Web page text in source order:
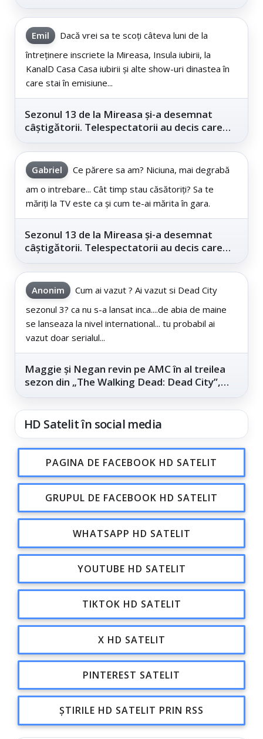
Emil
Dacă vrei sa te scoți câteva luni de la
întreținere inscriete la Mireasa, Insula iubirii, la
KanalD Casa Casa iubirii și alte show-uri dinastea în
care stai în emisiune...
Sezonul 13 de la Mireasa și-a desemnat
câștigătorii. Telespectatorii au decis care
Gabriel
Ce părere sa am? Niciuna, mai degrabă
am o intrebare... Cât timp stau căsătoriți? Sa te
măriți la TV este ca și cum te-ai mărita în gara.
Sezonul 13 de la Mireasa și-a desemnat
câștigătorii. Telespectatorii au decis care
Anonim
Cum ai vazut ? Ai vazut si Dead City
sezonul 3? ca nu s-a lansat inca....de abia de maine
se lanseaza la nivel international... tu probabil ai
vazut doar serialul...
Maggie și Negan revin pe AMC în al treilea
sezon din „The Walking Dead: Dead City”,
HD Satelit în social media
PAGINA DE FACEBOOK HD SATELIT
GRUPUL DE FACEBOOK HD SATELIT
WHATSAPP HD SATELIT
YOUTUBE HD SATELIT
TIKTOK HD SATELIT
X HD SATELIT
PINTEREST SATELIT
ȘTIRILE HD SATELIT PRIN RSS